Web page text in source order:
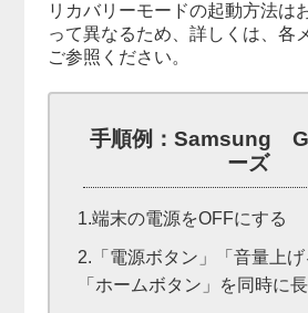
リカバリーモードの起動方法は
って異なるため、詳しくは、各
ご参照ください。
手順例：Samsung
ーズ
1.端末の電源をOFFにする
2.「電源ボタン」「音量上げ
「ホームボタン」を同時に